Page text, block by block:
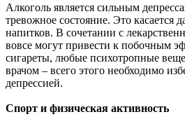
Алкоголь является сильным
тревожное состояние. Это касается
напитков. В сочетании с
вовсе могут привести к побочным
сигареты, любые психотропные
врачом – всего этого необходимо
депрессией.
Спорт и физическая активность